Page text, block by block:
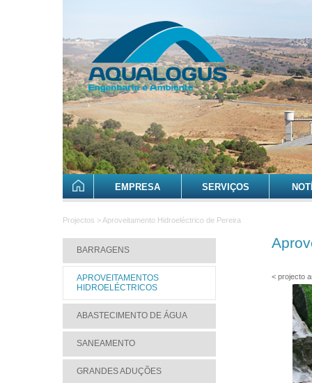
EMPRESA SERVIÇOS
Projectos > Aproveitamento Hidroeléctrico de Pereira
BARRAGENS
APROVEITAMENTOS
HIDROELÉCTRICOS
ABASTECIMENTO DE ÁGUA
SANEAMENTO
GRANDES ADUÇÕES
< projecto